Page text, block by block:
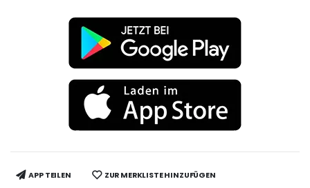
APP TEILEN ZUR MERKLISTE HINZUFÜGEN